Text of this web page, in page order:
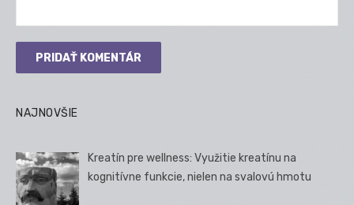
NAJNOVŠIE
Kreatín pre wellness: Využitie kreatínu na
kognitívne funkcie, nielen na svalovú hmotu